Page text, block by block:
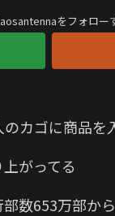
をフォロー
カゴに商品を
がってる
数653万部か